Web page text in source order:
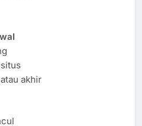
akhir